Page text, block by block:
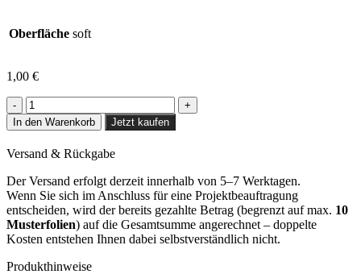
Oberfläche soft
1,00 €
Cream
Orangey
Birch
CT21
Menge
In den Warenkorb Jetzt kaufen
Versand & Rückgabe
Der Versand erfolgt derzeit innerhalb von 5–7 Werktagen.
Wenn Sie sich im Anschluss für eine Projektbeauftragung
entscheiden, wird der bereits gezahlte Betrag (begrenzt auf max. 10
Musterfolien) auf die Gesamtsumme angerechnet – doppelte
Kosten entstehen Ihnen dabei selbstverständlich nicht.
Produkthinweise